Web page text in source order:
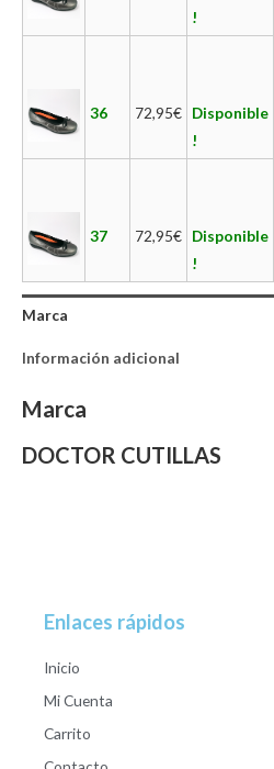
!
36 72,95€ Disponible
!
37 72,95€ Disponible
!
Marca
Información adicional
Marca
DOCTOR CUTILLAS
Enlaces rápidos
Inicio
Mi Cuenta
Carrito